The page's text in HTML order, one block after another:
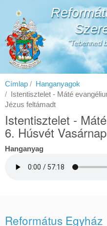
tartalomra
"Tebenned
Címlap
Hanganyagok
Istentisztelet - Máté
Jézus feltámadt
Istentisztelet -
6. Húsvét
Hanganyag
Református Egyház